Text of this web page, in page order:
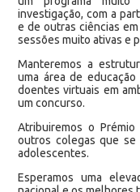
investigação, com a
e de outras ciências
sessões muito ativas e
Manteremos a
uma área de
doentes virtuais em
um concurso.
Atribuiremos o Prémio
outros colegas que se
adolescentes.
Esperamos uma